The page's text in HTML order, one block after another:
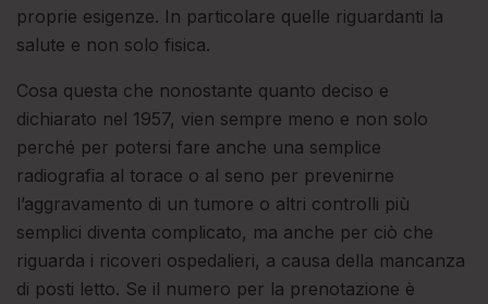
proprie esigenze. In particolare quelle riguardanti la
salute e non solo fisica.
Cosa questa che nonostante quanto deciso e
dichiarato nel 1957, vien sempre meno e non solo
perché per potersi fare anche una semplice
radiografia al torace o al seno per prevenirne
l’aggravamento di un tumore o altri controlli più
semplici diventa complicato, ma anche per ciò che
riguarda i ricoveri ospedalieri, a causa della mancanza
di posti letto. Se il numero per la prenotazione è